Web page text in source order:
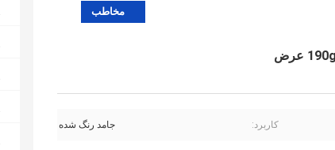
مخاطب
کاربرد: جامد رنگ شده